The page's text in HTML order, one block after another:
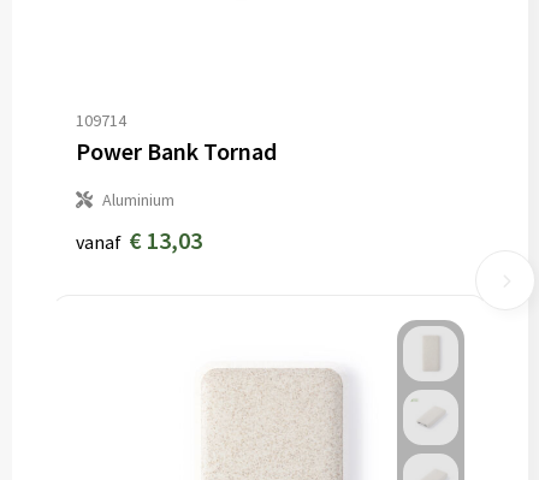
109714
Power Bank Tornad
Aluminium
vanaf € 13,03